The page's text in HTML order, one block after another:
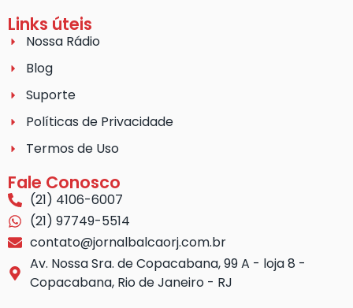
Links úteis
Nossa Rádio
Blog
Suporte
Políticas de Privacidade
Termos de Uso
Fale Conosco
(21) 4106-6007
(21) 97749-5514
contato@jornalbalcaorj.com.br
Av. Nossa Sra. de Copacabana, 99 A - loja 8 -
Copacabana, Rio de Janeiro - RJ